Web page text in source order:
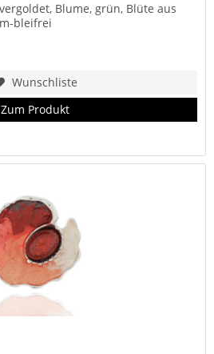
Blume, grün, Blüte aus
bleifrei
Wunschliste
Zum Produkt